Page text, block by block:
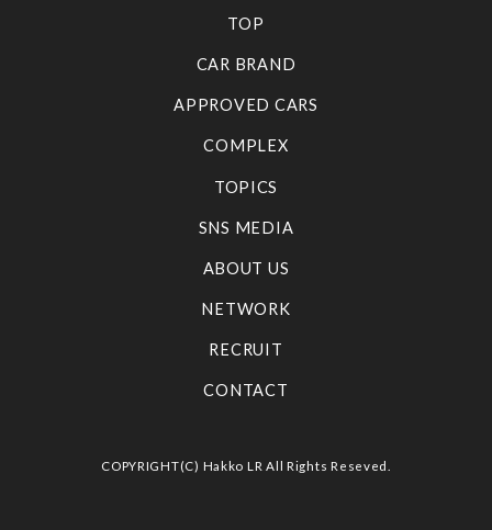
TOP
CAR BRAND
APPROVED CARS
COMPLEX
TOPICS
SNS MEDIA
ABOUT US
NETWORK
RECRUIT
CONTACT
COPYRIGHT(C) Hakko LR All Rights Reseved.